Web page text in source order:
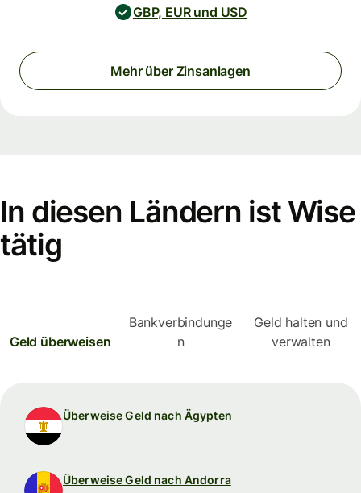
GBP, EUR und USD
Mehr über Zinsanlagen
In diesen Ländern ist Wise
tätig
Geld überweisen
Bankverbindunge
n
Geld halten und
verwalten
Überweise Geld nach Ägypten
Überweise Geld nach Andorra